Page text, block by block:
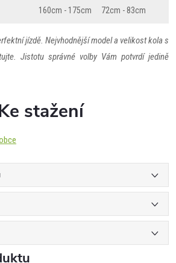
160cm - 175cm 72cm - 83cm
jízdě. Nejvhodnější model a velikost kola s
Jistotu správné volby Vám potvrdí jedině
stažení